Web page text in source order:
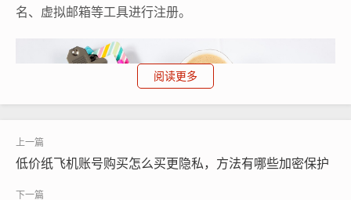
名、虚拟邮箱等工具进行注册。
阅读更多
低价纸飞机账号购买怎么买更隐私，方法有哪些加密保护